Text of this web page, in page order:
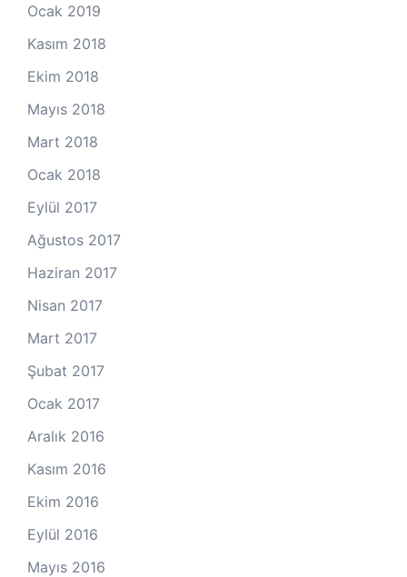
Ocak 2019
Kasım 2018
Ekim 2018
Mayıs 2018
Mart 2018
Ocak 2018
Eylül 2017
Ağustos 2017
Haziran 2017
Nisan 2017
Mart 2017
Şubat 2017
Ocak 2017
Aralık 2016
Kasım 2016
Ekim 2016
Eylül 2016
Mayıs 2016